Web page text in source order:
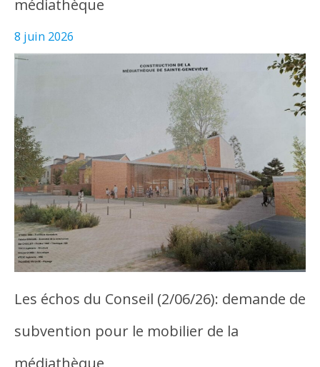
médiathèque
8 juin 2026
Les échos du Conseil (2/06/26): demande de
subvention pour le mobilier de la